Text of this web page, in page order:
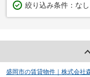
絞り込み条件： なし
盛岡市の賃貸物件｜株式会社